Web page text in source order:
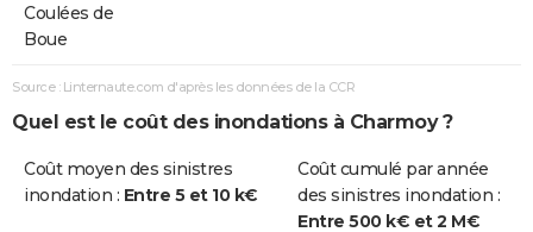
Coulées de
Boue
Source : Linternaute.com d'après les données de la CCR
Quel est le coût des inondations à Charmoy ?
Coût moyen des sinistres
inondation : Entre 5 et 10 k€
Coût cumulé par année
des sinistres inondation :
Entre 500 k€ et 2 M€